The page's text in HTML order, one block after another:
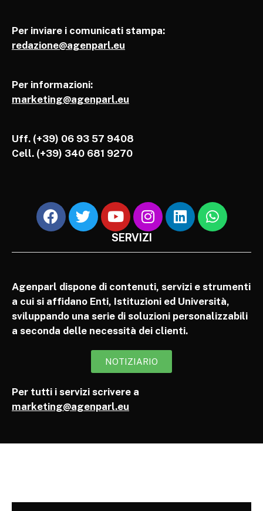
Per inviare i comunicati stampa:
redazione@agenparl.eu
Per informazioni:
marketing@agenparl.eu
Uff. (+39) 06 93 57 9408
Cell. (+39) 340 681 9270
SERVIZI
Agenparl dispone di contenuti, servizi e strumenti
a cui si affidano Enti, Istituzioni ed Università,
sviluppando una serie di soluzioni personalizzabili
a seconda delle necessità dei clienti.
NOTIZIARIO
Per tutti i servizi scrivere a
marketing@agenparl.eu